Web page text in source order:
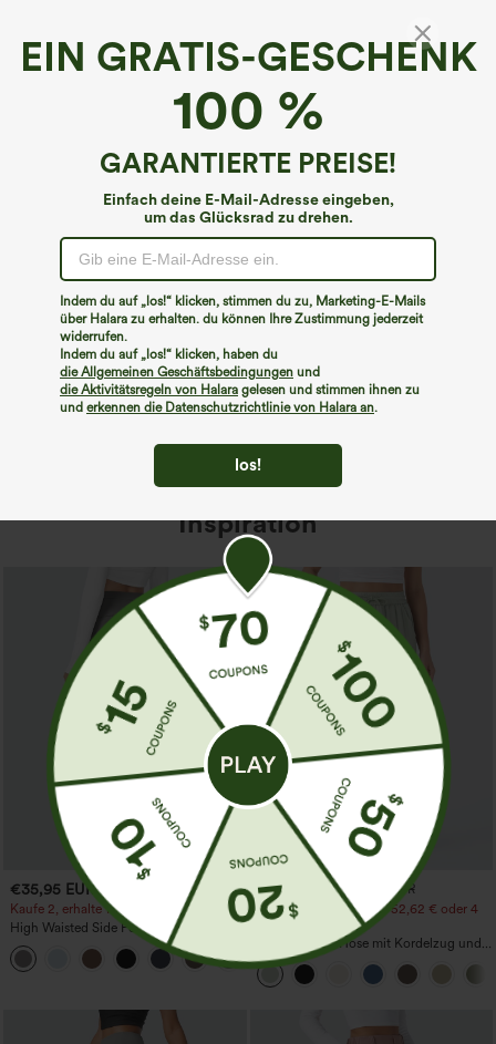
EIN GRATIS-GESCHENK
100 %
GARANTIERTE PREISE!
Einfach deine E-Mail-Adresse eingeben,
um das Glücksrad zu drehen.
Indem du auf „los!“ klicken, stimmen du zu, Marketing-E-Mails
über Halara zu erhalten. du können Ihre Zustimmung jederzeit
widerrufen.
Indem du auf „los!“ klicken, haben du
die Allgemeinen Geschäftsbedingungen und
die Aktivitätsregeln von Halara gelesen und stimmen ihnen zu
und erkennen die Datenschutzrichtlinie von Halara an.
los!
Hoppla!
Wir können die von Ihnen gesuchte Seite nicht
finden.
Mehr einkaufen
Inspiration
€35,95 EUR
Kaufe 2, erhalte 1 gratis
High Waisted Side Pocket Straight Leg
Work Pants
+23
€31,95 EUR €35,95 EUR
Kaufen Sie 2 Stück für 52,62 € oder 4
Stück für 105,24 €.
Hochtaillierte Hose mit Kordelzug und
Taschen, weitem Bein, lässig und locker
in Leinenoptik